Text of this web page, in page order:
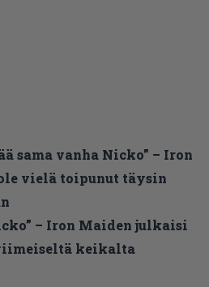
sama vanha Nicko” – Iron
vielä toipunut täysin
– Iron Maiden julkaisi
keikalta